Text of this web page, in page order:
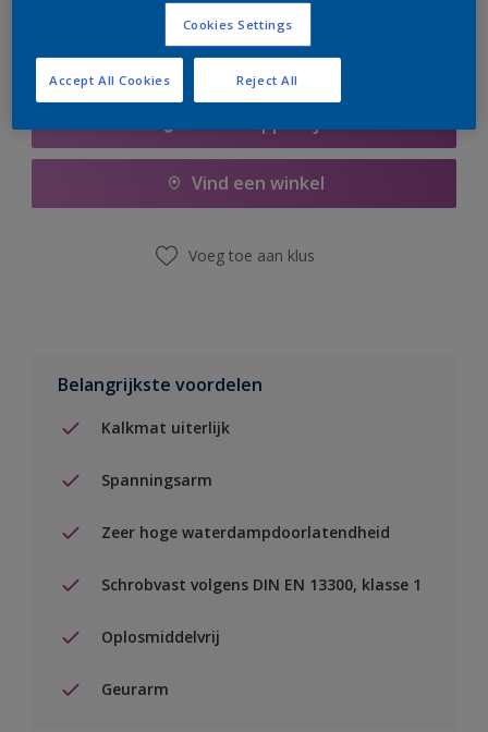
Vind een winkel
Voeg toe aan klus
Belangrijkste voordelen
Kalkmat uiterlijk
Spanningsarm
Zeer hoge waterdampdoorlatendheid
Schrobvast volgens DIN EN 13300, klasse 1
Oplosmiddelvrij
Geurarm
Cookies Settings
Reject All
Accept All Cookies